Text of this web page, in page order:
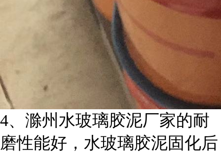
4、滁州水玻璃胶泥厂家的耐
磨性能好，水玻璃胶泥固化后